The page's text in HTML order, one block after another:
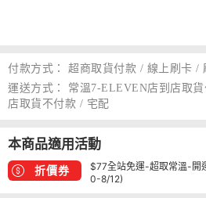
付款方式：
超商取貨付款 / 線上刷卡 /
運送方式：
常溫7-ELEVEN店到店取
店取貨不付款 / 宅配
本商品適用活動
折價券
$77全站免運-超取常溫-開
0-8/12)